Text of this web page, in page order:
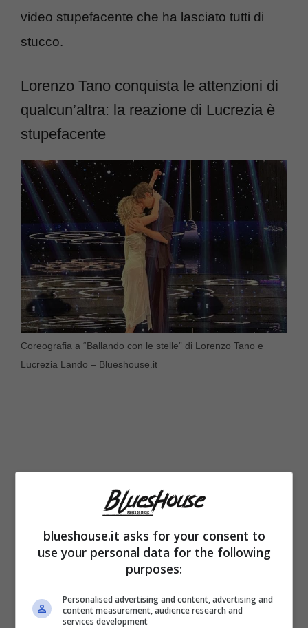
video stupefacente che ha lasciato tutti di
stucco.
Lorenzo Tano conquista le attenzioni di
qualcun’altra: la reazione di Lucrezia è
stupefacente
Coreografia a “Ballando con le stelle” di Lorenzo Tano e
Lucrezia Lando – Blueshouse.it
nuova coppia e seguono i due sempre con
blueshouse.it asks for your consent to
use your personal data for the following
purposes:
Personalised advertising and content, advertising and
content measurement, audience research and
services development